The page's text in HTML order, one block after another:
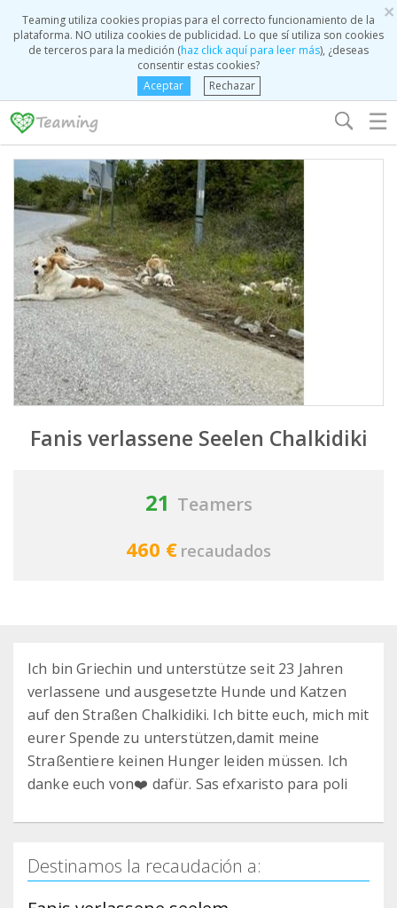
×
Teaming utiliza cookies propias para el correcto funcionamiento de la
plataforma. NO utiliza cookies de publicidad. Lo que sí utiliza son cookies
de terceros para la medición (haz click aquí para leer más), ¿deseas
consentir estas cookies?
Aceptar
Rechazar
☰
Fanis verlassene Seelen Chalkidiki
21 Teamers
460 € recaudados
Ich bin Griechin und unterstütze seit 23 Jahren
verlassene und ausgesetzte Hunde und Katzen
auf den Straßen Chalkidiki. Ich bitte euch, mich mit
eurer Spende zu unterstützen,damit meine
Straßentiere keinen Hunger leiden müssen. Ich
danke euch von❤️ dafür. Sas efxaristo para poli
Destinamos la recaudación a: